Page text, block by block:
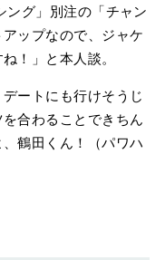
ング」別注の「チャン
ップなので、ジャケ
！」と本人談。
ートにも行けそうじ
合わることできちん
鶴田くん！（パワハ